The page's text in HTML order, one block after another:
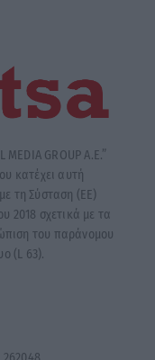
GROUP A.E.”
κατέχει αυτή
τη Σύσταση (ΕΕ)
2018 σχετικά με τα
του παράνομου
(L 63).